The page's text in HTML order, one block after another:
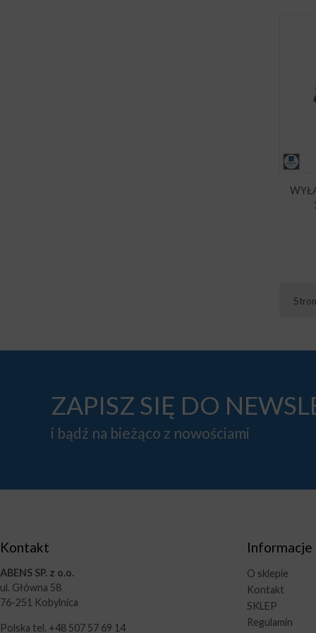
ZAPISZ SIĘ DO
i bądź na bieżąco z nowościami
Kontakt
ABENS SP. z o.o.
ul. Główna 58
76-251 Kobylnica
Polska tel. +48 507 57 69 14
Informacje
O sklepie
Kontakt
SKLEP
Regulamin